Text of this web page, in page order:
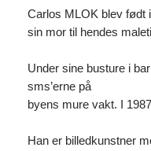
Carlos MLOK blev født
sin mor til hendes
Under sine busture i
sms’erne på
byens mure vakt. I
Han er billedkunstner